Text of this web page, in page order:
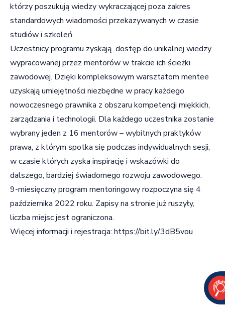
którzy poszukują wiedzy wykraczającej poza zakres
standardowych wiadomości przekazywanych w czasie
studiów i szkoleń.
Uczestnicy programu zyskają dostęp do unikalnej wiedzy
wypracowanej przez mentorów w trakcie ich ścieżki
zawodowej. Dzięki kompleksowym warsztatom mentee
uzyskają umiejętności niezbędne w pracy każdego
nowoczesnego prawnika z obszaru kompetencji miękkich,
zarządzania i technologii. Dla każdego uczestnika zostanie
wybrany jeden z 16 mentorów – wybitnych praktyków
prawa, z którym spotka się podczas indywidualnych sesji,
w czasie których zyska inspirację i wskazówki do
dalszego, bardziej świadomego rozwoju zawodowego.
9-miesięczny program mentoringowy rozpoczyna się 4
października 2022 roku. Zapisy na stronie już ruszyły,
liczba miejsc jest ograniczona.
Więcej informacji i rejestracja: https://bit.ly/3dB5vou